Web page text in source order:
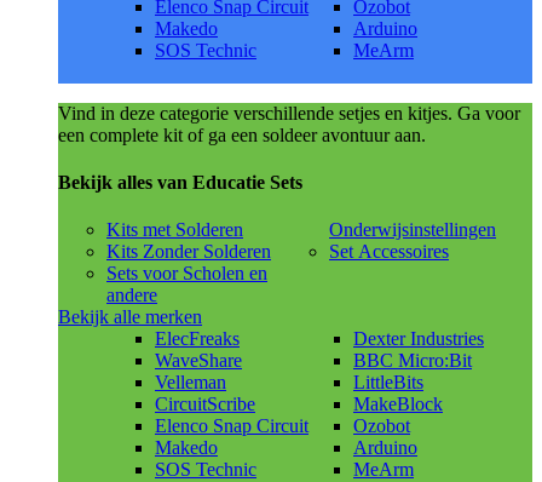
Elenco Snap Circuit
Makedo
SOS Technic
Ozobot
Arduino
MeArm
Vind in deze categorie verschillende setjes en kitjes. Ga voor
een complete kit of ga een soldeer avontuur aan.
Bekijk alles van Educatie Sets
Kits met Solderen
Kits Zonder Solderen
Sets voor Scholen en
andere
Onderwijsinstellingen
Set Accessoires
Bekijk alle merken
ElecFreaks
WaveShare
Velleman
CircuitScribe
Elenco Snap Circuit
Makedo
SOS Technic
Dexter Industries
BBC Micro:Bit
LittleBits
MakeBlock
Ozobot
Arduino
MeArm